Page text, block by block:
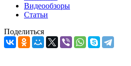
Видеообзоры
Статьи
Поделиться